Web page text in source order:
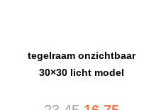
tegelraam onzichtbaar
30×30 licht model